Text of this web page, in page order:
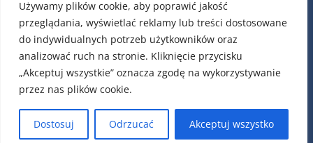
Używamy plików cookie, aby poprawić jakość
przeglądania, wyświetlać reklamy lub treści dostosowane
do indywidualnych potrzeb użytkowników oraz
analizować ruch na stronie. Kliknięcie przycisku
„Akceptuj wszystkie” oznacza zgodę na wykorzystywanie
przez nas plików cookie.
Dostosuj Odrzucać Akceptuj wszystko
ul. Krótka 4, 02-293 Warszawa
tel.:22 / 751 79 01
tel.:22 / 868 00 58
e-mail:info@jeanmueller.pl
EUR: 49 1140 1010 0000 2589 6400 1007